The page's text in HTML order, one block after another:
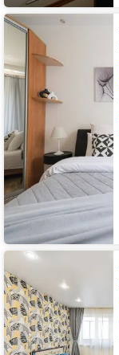
Апартаменты
Пять
на
площади
Революции
Апартаменты
Однокомнатные
в
центре
города